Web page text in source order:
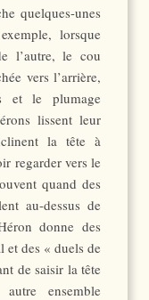
quelques-unes
lorsque
l’autre, le cou
vers l’arrière,
et le plumage
lissent leur
la tête à
regarder vers le
quand des
au-dessus de
donne des
et des « duels de
de saisir la tête
ensemble